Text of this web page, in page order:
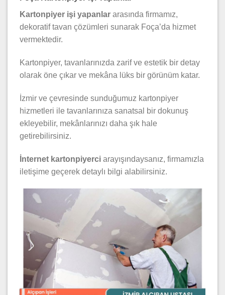
Kartonpiyer işi yapanlar arasında firmamız,
dekoratif tavan çözümleri sunarak Foça’da hizmet
vermektedir.
Kartonpiyer, tavanlarınızda zarif ve estetik bir detay
olarak öne çıkar ve mekâna lüks bir görünüm katar.
İzmir ve çevresinde sunduğumuz kartonpiyer
hizmetleri ile tavanlarınıza sanatsal bir dokunuş
ekleyebilir, mekânlarınızı daha şık hale
getirebilirsiniz.
İnternet kartonpiyerci arayışındaysanız, firmamızla
iletişime geçerek detaylı bilgi alabilirsiniz.